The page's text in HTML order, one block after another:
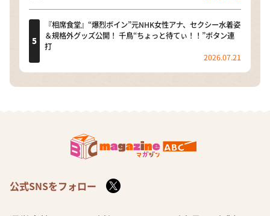
『相席食堂』“爆烈ボイン”元NHK女性アナ、セクシー水着姿
＆規格外グッズ公開！ 千鳥“ちょっと待てぃ！！”ボタン連
打
2026.07.21
公式SNSをフォロー